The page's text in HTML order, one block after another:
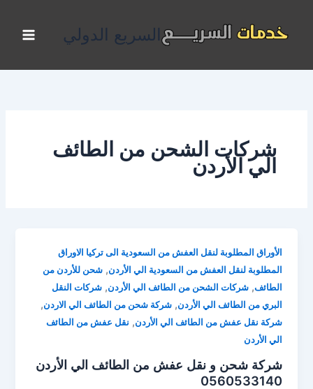
المحتوى
السريع الدولي
شركات الشحن من الطائف
الي الأردن
الأوراق المطلوبة لنقل العفش من السعودية الى تركيا الاوراق
المطلوبة لنقل العفش من السعودية الي الأردن,شحن للأردن من
الطائف,شركات الشحن من الطائف الي الأردن,شركات النقل
البري من الطائف الي الأردن,شركة شحن من الطائف الي الاردن,
شركة نقل عفش من الطائف الي الأردن, نقل عفش من الطائف
الي الأردن
شركة شحن و نقل عفش من الطائف الي الأردن
0560533140